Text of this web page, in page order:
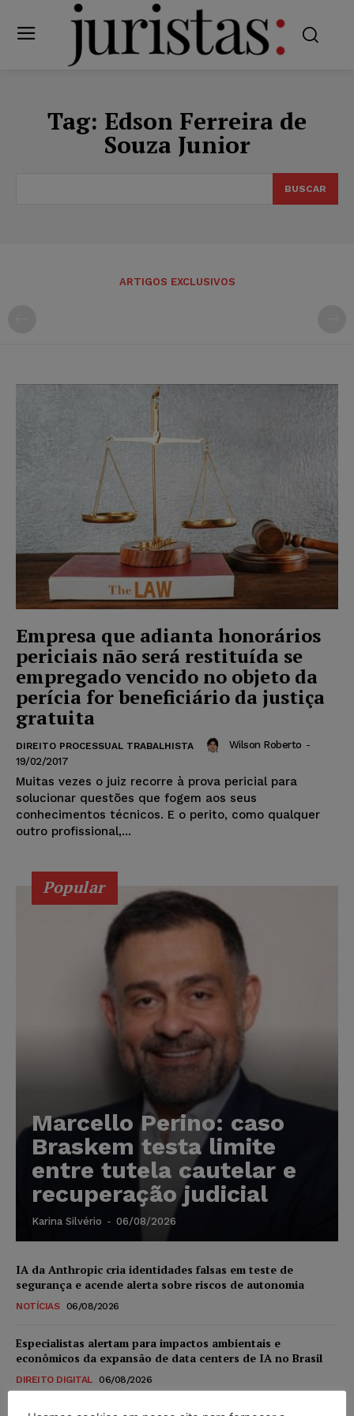
Tag: Edson Ferreira de
Souza Junior
BUSCAR
ARTIGOS EXCLUSIVOS
Empresa que adianta honorários
periciais não será restituída se
empregado vencido no objeto da
perícia for beneficiário da justiça
gratuita
DIREITO PROCESSUAL TRABALHISTA Wilson Roberto -
19/02/2017
Muitas vezes o juiz recorre à prova pericial para
solucionar questões que fogem aos seus
conhecimentos técnicos. E o perito, como qualquer
outro profissional,...
Popular
Marcello Perino: caso
Braskem testa limite
entre tutela cautelar e
recuperação judicial
Karina Silvério - 06/08/2026
IA da Anthropic cria identidades falsas em teste de
segurança e acende alerta sobre riscos de autonomia
NOTÍCIAS 06/08/2026
Especialistas alertam para impactos ambientais e
econômicos da expansão de data centers de IA no Brasil
DIREITO DIGITAL 06/08/2026